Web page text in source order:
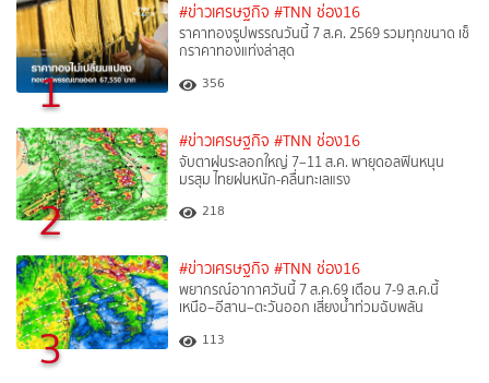
1
#ข่าวเศรษฐกิจ #TNN ช่อง16
ราคาทองรูปพรรณวันนี้ 7 ส.ค. 2569 รวมทุกขนาด เช็
กราคาทองแท่งล่าสุด
356
2
#ข่าวเศรษฐกิจ #TNN ช่อง16
จับตาฝนระลอกใหญ่ 7–11 ส.ค. พายุดอลฟินหนุน
มรสุม ไทยฝนหนัก-คลื่นทะเลแรง
218
3
#ข่าวเศรษฐกิจ #TNN ช่อง16
พยากรณ์อากาศวันนี้ 7 ส.ค.69 เตือน 7-9 ส.ค.นี้
เหนือ–อีสาน–ตะวันออก เสี่ยงน้ำท่วมฉับพลัน
113